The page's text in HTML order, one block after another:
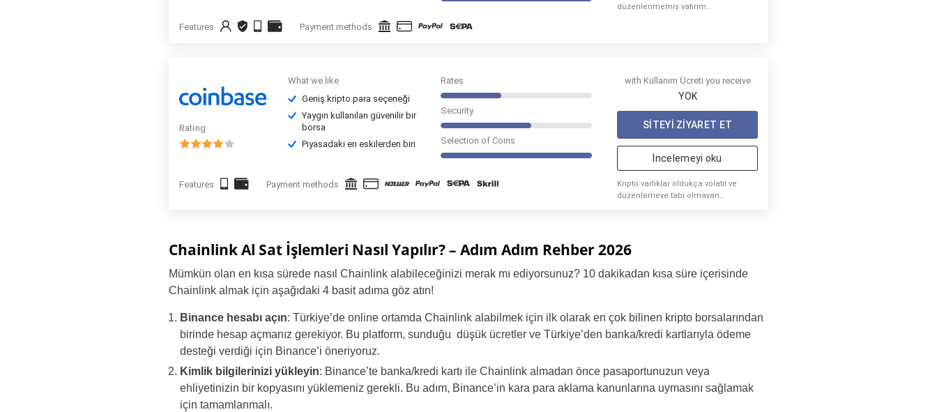
Features Payment methods
düzenlenmemiş yatırım
Rating
What we like
Geniş kripto para seçeneği
Yaygın kullanılan güvenilir bir
borsa
Piyasadaki en eskilerden biri
Rates
Security
Selection of Coins
Features Payment methods
with Kullanım Ücreti you receive
YOK
SITEYI ZIYARET ET
İncelemeyi oku
Kripto varlıklar oldukça volatil ve
düzenlemeye tabi olmayan
Chainlink Al Sat İşlemleri Nasıl Yapılır? – Adım Adım Rehber 2026
Mümkün olan en kısa sürede nasıl Chainlink alabileceğinizi merak mı ediyorsunuz? 10 dakikadan kısa süre içerisinde
Chainlink almak için aşağıdaki 4 basit adıma göz atın!
Binance hesabı açın: Türkiye’de online ortamda Chainlink alabilmek için ilk olarak en çok bilinen kripto borsalarından
birinde hesap açmanız gerekiyor. Bu platform, sunduğu düşük ücretler ve Türkiye’den banka/kredi kartlarıyla ödeme
desteği verdiği için Binance’i öneriyoruz.
Kimlik bilgilerinizi yükleyin: Binance’te banka/kredi kartı ile Chainlink almadan önce pasaportunuzun veya
ehliyetinizin bir kopyasını yüklemeniz gerekli. Bu adım, Binance’in kara para aklama kanunlarına uymasını sağlamak
için tamamlanmalı.